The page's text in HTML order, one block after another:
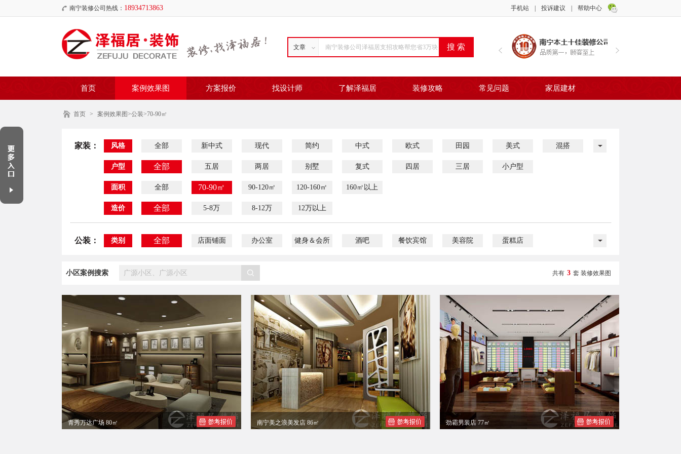
南宁装修公司热线： 18934713863 帮助中心
投诉建议
手机站
文章
首页 案例效果图 方案报价 找设计师 了解泽福居 装修攻略 常见问题 家居建材
首页 > 案例效果图>公装>70-90㎡
家装： 风格 全部 新中式 现代 简约 中式 欧式 田园 美式 混搭
户型 全部 五居 两居 别墅 复式 四居 三居 小户型
面积 全部 70-90㎡ 90-120㎡ 120-160㎡ 160㎡以上
造价 全部 5-8万 8-12万 12万以上
公装： 类别 全部 店面铺面 办公室 健身＆会所 酒吧 餐饮宾馆 美容院 蛋糕店
小区案例搜索 共有 3 套 装修效果图
青秀万达广场 80㎡ 南宁美之浪美发店 86㎡ 劲霸男装店 77㎡